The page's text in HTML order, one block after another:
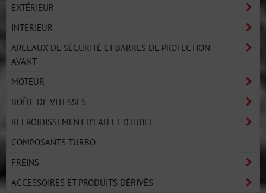
EXTÉRIEUR
INTÉRIEUR
ARCEAUX DE SÉCURITÉ ET BARRES DE PROTECTION
AVANT
MOTEUR
BOÎTE DE VITESSES
REFROIDISSEMENT D'EAU ET D'HUILE
COMPOSANTS TURBO
FREINS
ACCESSOIRES ET PRODUITS DÉRIVÉS